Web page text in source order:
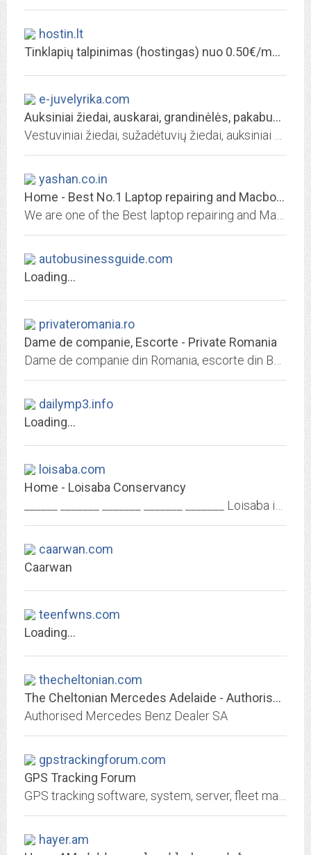
hostin.lt
Tinklapių talpinimas (hostingas) nuo 0.50€/mėn! Domenai nuo 5€/metams! -...
e-juvelyrika.com
Auksiniai žiedai, auskarai, grandinėlės, pakabukai, vestuviniai, sužadėtuvių...
yashan.co.in
Home - Best No.1 Laptop repairing and Macbook repairing
autobusinessguide.com
Loading...
privateromania.ro
Dame de companie, Escorte - Private Romania
dailymp3.info
Loading...
loisaba.com
Home - Loisaba Conservancy
caarwan.com
Caarwan
teenfwns.com
Loading...
thecheltonian.com
The Cheltonian Mercedes Adelaide - Authorised Mercedes Benz Dealer SA
Authorised Mercedes Benz Dealer SA
gpstrackingforum.com
GPS Tracking Forum
hayer.am